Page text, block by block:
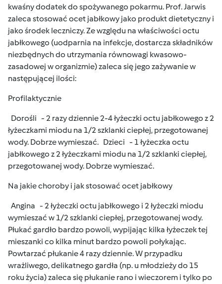
kwaśny dodatek do spożywanego pokarmu. Prof. Jarwis
zaleca stosować ocet jabłkowy jako produkt dietetyczny i
jako środek leczniczy. Ze względu na właściwości octu
jabłkowego (uodparnia na infekcje, dostarcza składników
niezbędnych do utrzymania równowagi kwasowo-
zasadowej w organizmie) zaleca się jego zażywanie w
następującej ilości:
Profilaktycznie
Dorośli - 2 razy dziennie 2-4 łyżeczki octu jabłkowego z 2
łyżeczkami miodu na 1/2 szklanki ciepłej, przegotowanej
wody. Dobrze wymieszać. Dzieci - 1 łyżeczka octu
jabłkowego z 2 łyżeczkami miodu na 1/2 szklanki ciepłej,
przegotowanej wody. Dobrze wymieszać.
Na jakie choroby i jak stosować ocet jabłkowy
Angina - 2 łyżeczki octu jabłkowego i 2 łyżeczki miodu
wymieszać w 1/2 szklanki ciepłej, przegotowanej wody.
Płukać gardło bardzo powoli, wypijając kilka łyżeczek tej
mieszanki co kilka minut bardzo powoli połykając.
Powtarzać płukanie 4 razy dziennie. W przypadku
wrażliwego, delikatnego gardła (np. u młodzieży do 15
roku życia) zaleca się płukanie rano i wieczorem i tylko po